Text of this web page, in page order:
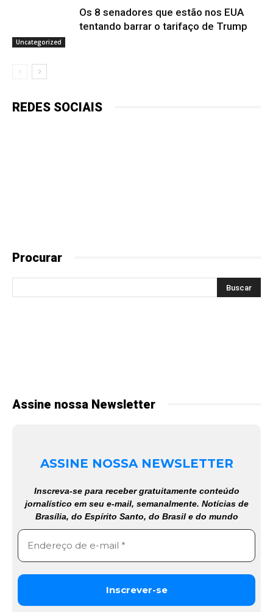
Uncategorized
Os 8 senadores que estão nos EUA
tentando barrar o tarifaço de Trump
REDES SOCIAIS
Procurar
Assine nossa Newsletter
ASSINE NOSSA NEWSLETTER
Inscreva-se para receber gratuitamente conteúdo
jornalístico em seu e-mail, semanalmente. Notícias de
Brasília, do Espírito Santo, do Brasil e do mundo